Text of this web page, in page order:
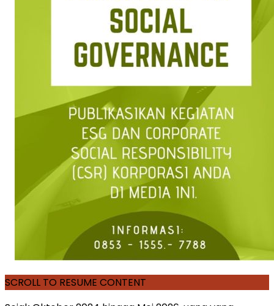
SCROLL TO RESUME CONTENT